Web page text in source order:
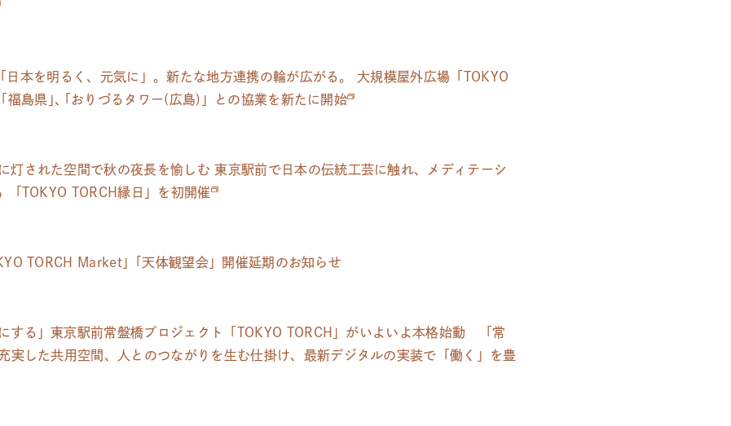
日本を明るく、元気に」。新たな地方連携の輪が広がる。 大規模屋外広場「TOKYO
福島県 」、 「おりづるタワー(広島)」との協業を新たに開始
灯された空間で秋の夜長を愉しむ 東京駅前で日本の伝統工芸に触れ、メディテーシ
「TOKYO TORCH縁日」を初開催
TORCH Market 」 「天体観望会」開催延期のお知らせ
する」東京駅前常盤橋プロジェクト「TOKYO TORCH」がいよいよ本格始動 「常
した共用空間、人とのつながりを生む仕掛け、最新デジタルの実装で「働く」を豊